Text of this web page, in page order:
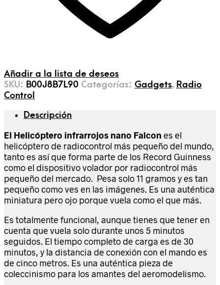
Añadir a la lista de deseos
SKU: B00J8B7L90 Categorías: Gadgets, Radio
Control
Descripción
El Helicóptero infrarrojos nano Falcon es el
helicóptero de radiocontrol más pequeño del mundo,
tanto es así que forma parte de los Record Guinness
como el dispositivo volador por radiocontrol más
pequeño del mercado. Pesa solo 11 gramos y es tan
pequeño como ves en las imágenes. Es una auténtica
miniatura pero ojo porque vuela como el que más.
Es totalmente funcional, aunque tienes que tener en
cuenta que vuela solo durante unos 5 minutos
seguidos. El tiempo completo de carga es de 30
minutos, y la distancia de conexión con el mando es
de cinco metros. Es una auténtica pieza de
coleccinismo para los amantes del aeromodelismo.